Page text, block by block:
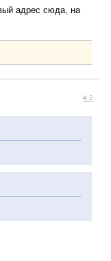
адрес сюда, на
# 2